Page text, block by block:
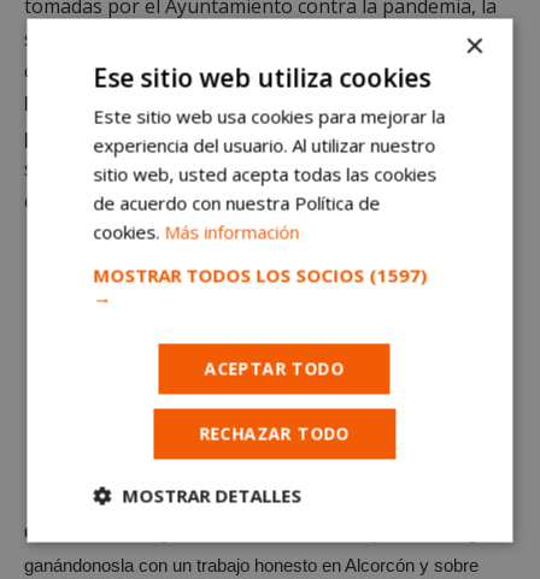
tomadas por el Ayuntamiento contra la pandemia, la
situación del Hospital Fundación Alcorcón, las medidas
de la Comunidad de Madrid…Pero especialmente
hemos hecho hincapié en el factor humano, en las
personas, en los alcorconeros que, con su trabajo,
solidaridad y quedándonos en casa está peleando
contra la pandemia.
Gracias a todos por vuestra confianza
ganándonosla con un trabajo honesto en Alcorcón y sobre
×
Ese sitio web utiliza cookies
Este sitio web usa cookies para mejorar la
experiencia del usuario. Al utilizar nuestro
sitio web, usted acepta todas las cookies
de acuerdo con nuestra Política de
cookies. Más información
MOSTRAR TODOS LOS SOCIOS (1597)
→
ACEPTAR TODO
RECHAZAR TODO
MOSTRAR DETALLES
Cookies
estrictamente
Cookies de
rendimiento